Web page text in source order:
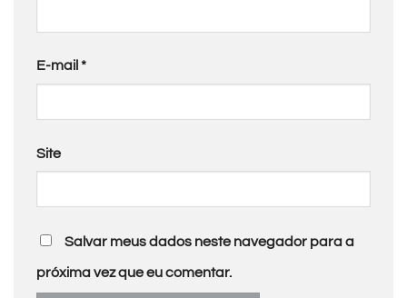
E-mail *
Site
Salvar meus dados neste navegador para a
próxima vez que eu comentar.